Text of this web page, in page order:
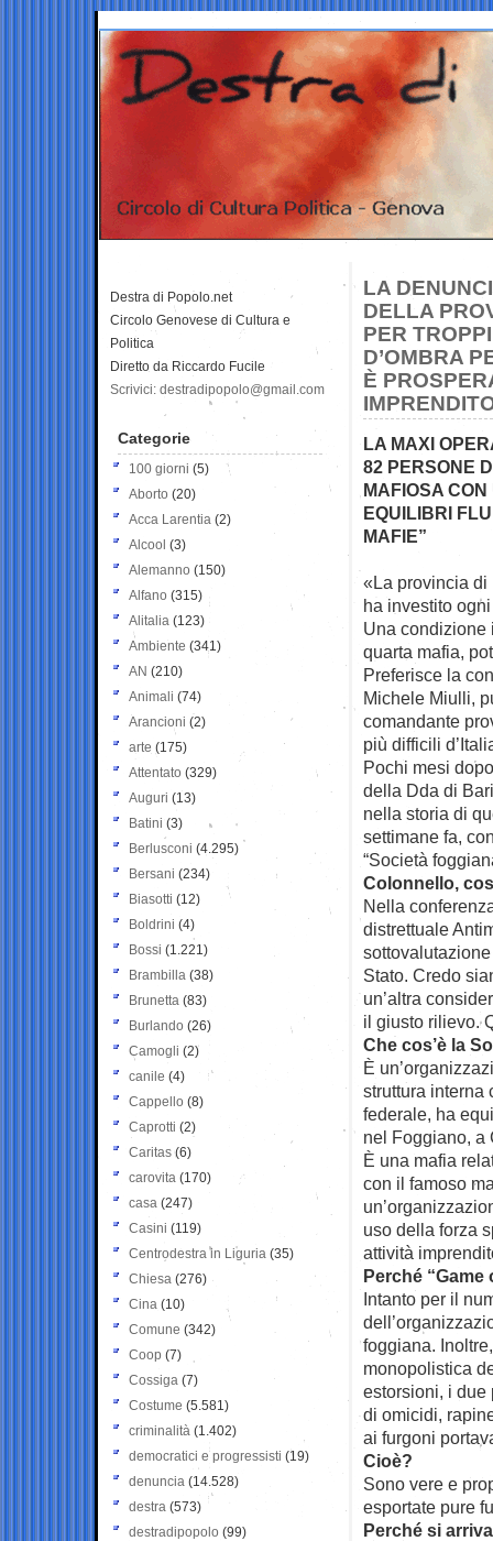
LA
DELLA
PER
D’OMBRA
È
LA MAXI
82 PERSONE
MAFIOSA
EQUILIBRI
MAFIE”
«La provincia
ha investito
Una condizione
quarta mafia,
Preferisce la
Michele Miulli,
comandante
più difficili
Pochi mesi
della Dda di
nella storia di
settimane fa,
“Società
Colonnello,
Nella
distrettuale
Stato. Credo
un’altra
il giusto rilievo.
Che cos’è la
È
struttura interna
federale, ha
nel Foggiano, a
È una mafia
con il famoso
uso della forza
attività
Perché
Intanto per il
foggiana.
monopolistica
estorsioni, i due
di omicidi,
ai furgoni
Cioè?
Sono vere e
esportate pure
Perché si
Destra di Popolo.net
Circolo Genovese di Cultura e
Politica
Diretto da Riccardo Fucile
Scrivici: destradipopolo@gmail.com
Categorie
100 giorni (5)
Aborto (20)
Acca Larentia (2)
Alcool (3)
Alemanno (150)
Alfano (315)
Alitalia (123)
Ambiente (341)
AN (210)
Animali (74)
Arancioni (2)
arte (175)
Attentato (329)
Auguri (13)
Batini (3)
Berlusconi (4.295)
Bersani (234)
Biasotti (12)
Boldrini (4)
Bossi (1.221)
Brambilla (38)
Brunetta (83)
Burlando (26)
Camogli (2)
canile (4)
Cappello (8)
Caprotti (2)
Caritas (6)
carovita (170)
casa (247)
Casini (119)
Centrodestra in Liguria (35)
Chiesa (276)
Cina (10)
Comune (342)
Coop (7)
Cossiga (7)
Costume (5.581)
criminalità (1.402)
democratici e progressisti (19)
denuncia (14.528)
destra (573)
destradipopolo (99)